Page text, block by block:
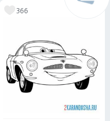
366